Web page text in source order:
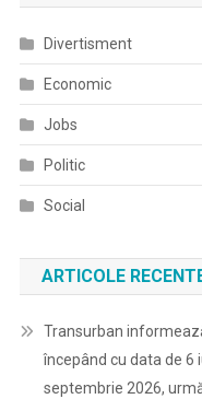
Divertisment
Economic
Jobs
Politic
Social
ARTICOLE
Transurban
începând cu data de 6
septembrie 2026,